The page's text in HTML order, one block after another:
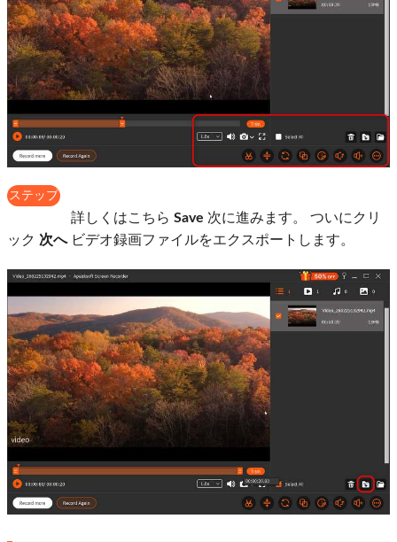
ステップ
詳しくはこちら Save 次に進みます。 ついにクリ
ック 次へビデオ録画ファイルをエクスポートします。